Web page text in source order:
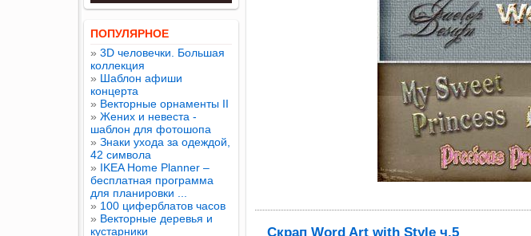
ПОПУЛЯРНОЕ
» 3D человечки. Большая
коллекция
» Шаблон афиши
концерта
» Векторные орнаменты II
» Жених и невеста -
шаблон для фотошопа
» Знаки ухода за одеждой,
42 символа
» IKEA Home Planner –
бесплатная программа
для планировки ...
» 100 циферблатов часов
» Векторные деревья и
кустарники
Скрап Word Art with Style ч.5